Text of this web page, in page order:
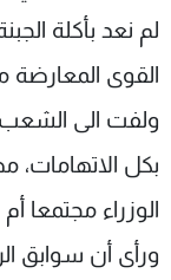
لم نعد بأكلة
القوى المعارضة
ولفت الى الشعب
بكل
الوزراء مجتمعا
ورأى أن سوابق